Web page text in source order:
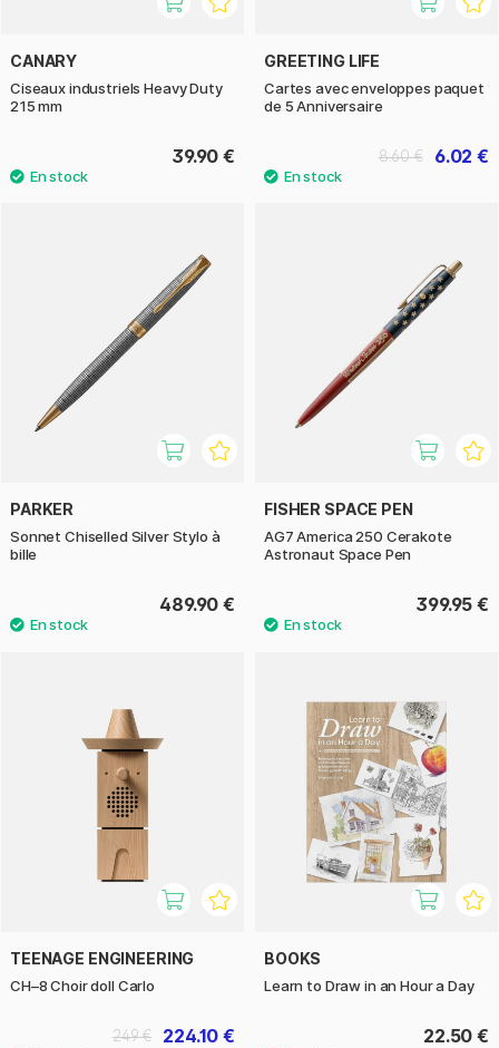
CANARY
Ciseaux industriels Heavy Duty
215 mm
39.90 €
GREETING LIFE
Cartes avec enveloppes paquet
de 5 Anniversaire
6.02 €
8.60 €
PARKER
Sonnet Chiselled Silver Stylo à
bille
489.90 €
FISHER SPACE PEN
AG7 America 250 Cerakote
Astronaut Space Pen
399.95 €
TEENAGE ENGINEERING
CH–8 Choir doll Carlo
224.10 €
249 €
BOOKS
Learn to Draw in an Hour a Day
22.50 €